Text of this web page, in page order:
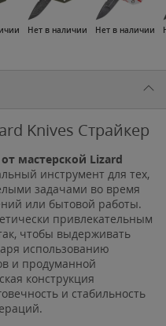
Нет в наличии Нет в наличии
Knives Страйкер
мастерской Lizard
инструмент для тех,
задачами во время
или бытовой работы.
привлекательным
чтобы выдерживать
использованию
и продуманной
конструкция
и стабильность